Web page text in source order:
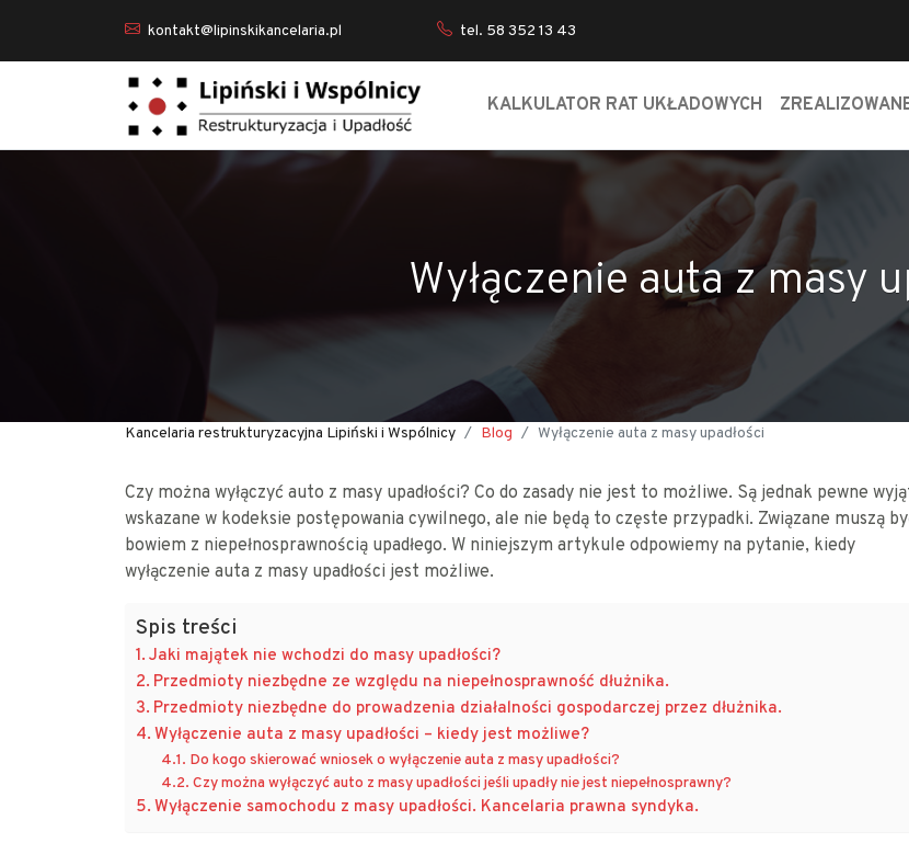
kontakt@lipinskikancelaria.pl tel. 58 352 13 43
KALKULATOR RAT UKŁADOWYCH
Wyłączenie auta z masy
Kancelaria restrukturyzacyjna Lipiński i Wspólnicy Blog Wyłączenie auta z masy upadłości
Czy można wyłączyć auto z masy upadłości? Co do zasady nie jest to możliwe. Są jednak pewne
wskazane w kodeksie postępowania cywilnego, ale nie będą to częste przypadki. Związane muszą
bowiem z niepełnosprawnością upadłego. W niniejszym artykule odpowiemy na pytanie, kiedy
wyłączenie auta z masy upadłości jest możliwe.
Spis treści
Jaki majątek nie wchodzi do masy upadłości?
Przedmioty niezbędne ze względu na niepełnosprawność dłużnika.
Przedmioty niezbędne do prowadzenia działalności gospodarczej przez dłużnika.
Wyłączenie auta z masy upadłości – kiedy jest możliwe?
Do kogo skierować wniosek o wyłączenie auta z masy upadłości?
Czy można wyłączyć auto z masy upadłości jeśli upadły nie jest niepełnosprawny?
Wyłączenie samochodu z masy upadłości. Kancelaria prawna syndyka.